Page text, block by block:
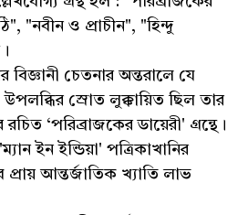
"নবীন ও প্রাচীন", "হিন্দু
বিজ্ঞানী চেতনার অন্তরালে যে
উপলব্ধির স্রোত লুক্কায়িত ছিল তার
‘পরিব্রাজকের ডায়েরী' গ্রন্থে।
ইন ইন্ডিয়া' পত্রিকাখানির
আন্তর্জাতিক খ্যাতি লাভ